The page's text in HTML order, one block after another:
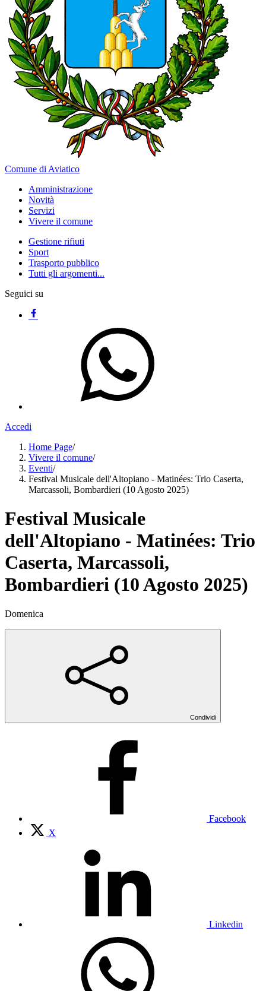
Comune di Aviatico
Amministrazione
Novità
Servizi
Vivere il comune
Gestione rifiuti
Sport
Trasporto pubblico
Tutti gli argomenti...
Seguici su
Accedi
Home Page/
Vivere il comune/
Eventi/
Festival Musicale dell'Altopiano - Matinées: Trio Caserta,
Marcassoli, Bombardieri (10 Agosto 2025)
Festival Musicale
dell'Altopiano - Matinées: Trio
Caserta, Marcassoli,
Bombardieri (10 Agosto 2025)
Domenica
Condividi
Facebook
X
Linkedin